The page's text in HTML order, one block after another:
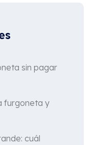
sin pagar
furgoneta y
cuál